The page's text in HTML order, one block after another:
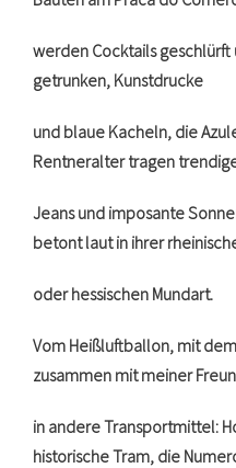
werden Cocktails geschlürft
getrunken, Kunstdrucke
und blaue Kacheln, die
Rentneralter tragen
Jeans und imposante
betont laut in ihrer
oder hessischen Mundart.
Vom Heißluftballon, mit
zusammen mit meiner
in andere Transportmittel:
historische Tram, die